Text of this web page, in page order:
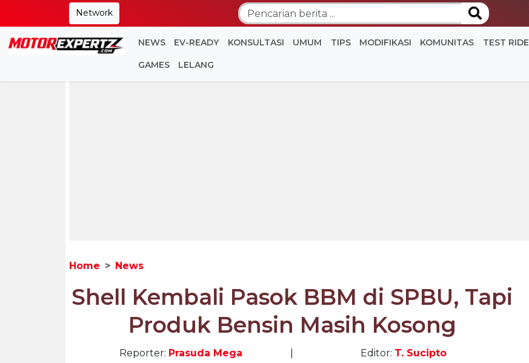
Network
NEWS EV-READY KONSULTASI UMUM TIPS MODIFIKASI KOMUNITAS TEST RIDE
GAMES LELANG
Home News
Shell Kembali Pasok BBM di SPBU, Tapi
Produk Bensin Masih Kosong
Reporter: Prasuda Mega Editor: T. Sucipto